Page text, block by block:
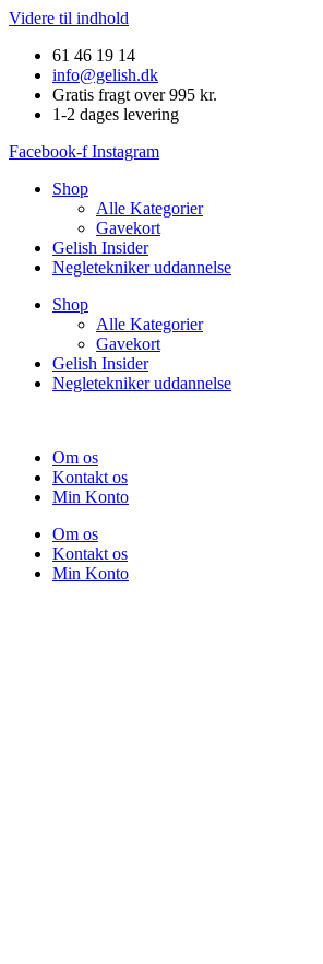
Videre til indhold
61 46 19 14
info@gelish.dk
Gratis fragt over 995 kr.
1-2 dages levering
Facebook-f Instagram
Shop
Alle Kategorier
Gavekort
Gelish Insider
Negletekniker uddannelse
Shop
Alle Kategorier
Gavekort
Gelish Insider
Negletekniker uddannelse
Om os
Kontakt os
Min Konto
Om os
Kontakt os
Min Konto